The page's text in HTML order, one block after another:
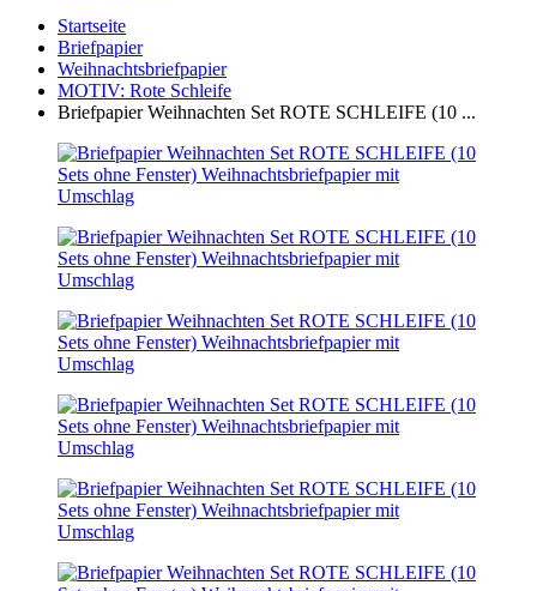
Startseite
Briefpapier
Weihnachtsbriefpapier
MOTIV: Rote Schleife
Briefpapier Weihnachten Set ROTE SCHLEIFE (10 ...